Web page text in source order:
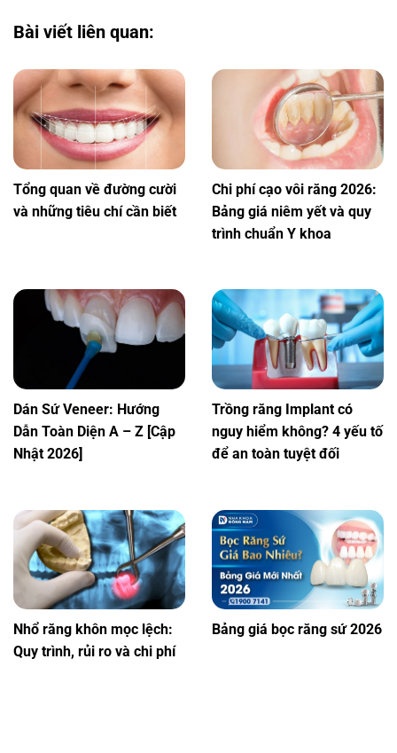
Bài viết liên quan:
Tổng quan về đường cười
và những tiêu chí cần biết
Chi phí cạo vôi răng 2026:
Bảng giá niêm yết và quy
trình chuẩn Y khoa
Dán Sứ Veneer: Hướng
Dẫn Toàn Diện A – Z [Cập
Nhật 2026]
Trồng răng Implant có
nguy hiểm không? 4 yếu tố
để an toàn tuyệt đối
Nhổ răng khôn mọc lệch:
Quy trình, rủi ro và chi phí
Bảng giá bọc răng sứ 2026